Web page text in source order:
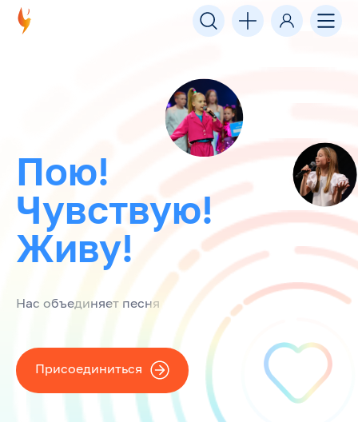
Пою!
Чувствую!
Живу!
Нас объединяет песня
Присоединиться